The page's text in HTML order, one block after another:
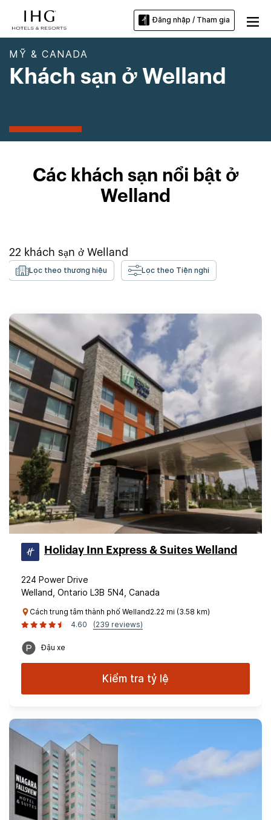
Đăng nhập / Tham gia
MỸ & CANADA
Khách sạn ở Welland
Các khách sạn nổi bật ở
Welland
22 khách sạn ở Welland
Lọc theo thương hiệu Lọc theo Tiện nghi
Holiday Inn Express & Suites Welland
224 Power Drive
Welland, Ontario L3B 5N4, Canada
Cách trung tâm thành phố Welland2.22 mi (3.58 km)
4.60
(239 reviews)
Đậu xe
Kiểm tra tỷ lệ